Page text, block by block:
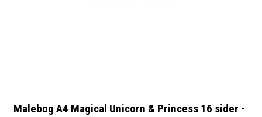
Malebog A4 Magical Unicorn & Princess 16 sider -